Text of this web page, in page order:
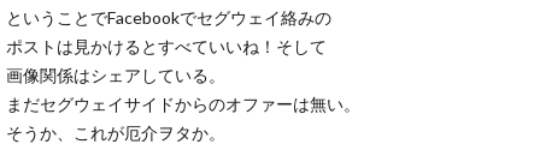
ということでFacebookでセグウェイ絡みの
ポストは見かけるとすべていいね！そして
画像関係はシェアしている。
まだセグウェイサイドからのオファーは無い。
そうか、これが厄介ヲタか。